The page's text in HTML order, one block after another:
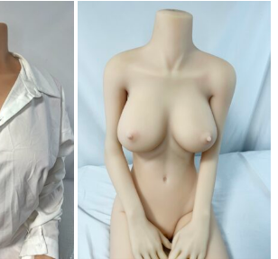
価
格
は
¥10,000
で
す。
は
¥30,000
で
し
た。
格
は
で
す。